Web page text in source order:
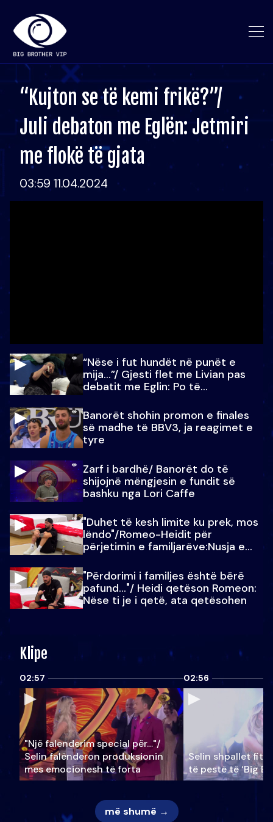
“Kujton se të kemi frikë?”/
Juli debaton me Eglën: Jetmiri
me flokë të gjata
03:59 11.04.2024
“Nëse i fut hundët në punët e
mija…”/ Gjesti flet me Livian pas
debatit me Eglin: Po të
Banorët shohin promon e finales
së madhe të BBV3, ja reagimet e
tyre
Zarf i bardhë/ Banorët do të
shijojnë mëngjesin e fundit së
bashku nga Lori Caffe
"Duhet të kesh limite ku prek, mos
lëndo"/Romeo-Heidit për
përjetimin e familjarëve:Nusja e
"Përdorimi i familjes është bërë
pafund…"/ Heidi qetëson Romeon:
Nëse ti je i qetë, ata qetësohen
Klipe
02:57
"Një falenderim special për…"/
Selin falënderon produksionin
mes emocionesh të forta
02:56
Selin shpallet
të pestë të ‘Big
më shumë →